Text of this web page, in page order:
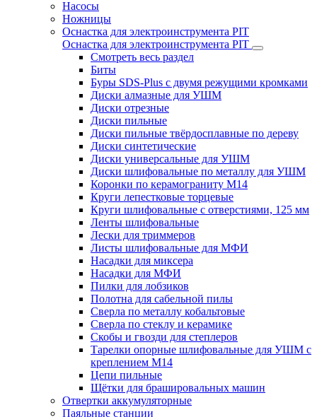
Насосы
Ножницы
Оснастка для электроинструмента PIT
Оснастка для электроинструмента PIT
Смотреть весь раздел
Биты
Буры SDS-Plus c двумя режущими кромками
Диски алмазные для УШМ
Диски отрезные
Диски пильные
Диски пильные твёрдосплавные по дереву
Диски синтетические
Диски универсальные для УШМ
Диски шлифовальные по металлу для УШМ
Коронки по керамограниту M14
Круги лепестковые торцевые
Круги шлифовальные с отверстиями, 125 мм
Ленты шлифовальные
Лески для триммеров
Листы шлифовальные для МФИ
Насадки для миксера
Насадки для МФИ
Пилки для лобзиков
Полотна для сабельной пилы
Сверла по металлу кобальтовые
Сверла по стеклу и керамике
Скобы и гвозди для степлеров
Тарелки опорные шлифовальные для УШМ с
креплением М14
Цепи пильные
Щётки для брашировальных машин
Отвертки аккумуляторные
Паяльные станции